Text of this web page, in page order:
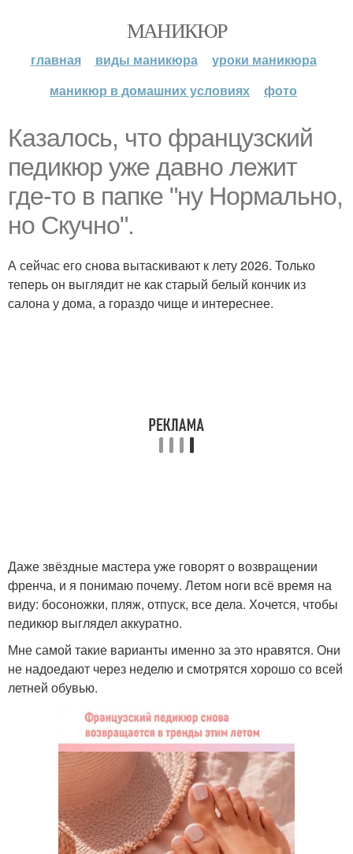
МАНИКЮР
главная виды маникюра
уроки маникюра
маникюр в домашних условиях
фото
Казалось, что французский
педикюр уже давно лежит
где-то в папке "ну Нормально,
но Скучно".
А сейчас его снова вытаскивают к лету 2026. Только
теперь он выглядит не как старый белый кончик из
салона у дома, а гораздо чище и интереснее.
Даже звёздные мастера уже говорят о возвращении
френча, и я понимаю почему. Летом ноги всё время на
виду: босоножки, пляж, отпуск, все дела. Хочется, чтобы
педикюр выглядел аккуратно.
Мне самой такие варианты именно за это нравятся. Они
не надоедают через неделю и смотрятся хорошо со всей
летней обувью.